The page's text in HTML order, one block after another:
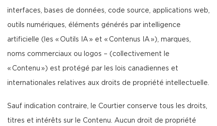
interfaces, bases de données, code source, applications web,
outils numériques, éléments générés par intelligence
artificielle (les « Outils IA » et « Contenus IA »), marques,
noms commerciaux ou logos – (collectivement le
« Contenu ») est protégé par les lois canadiennes et
internationales relatives aux droits de propriété intellectuelle.
Sauf indication contraire, le Courtier conserve tous les droits,
titres et intérêts sur le Contenu. Aucun droit de propriété